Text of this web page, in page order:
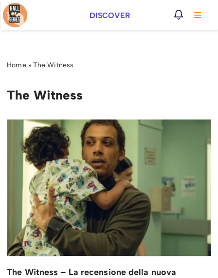
Vai
DISCOVER
Home» The Witness
The Witness
The Witness – La recensione della nuova